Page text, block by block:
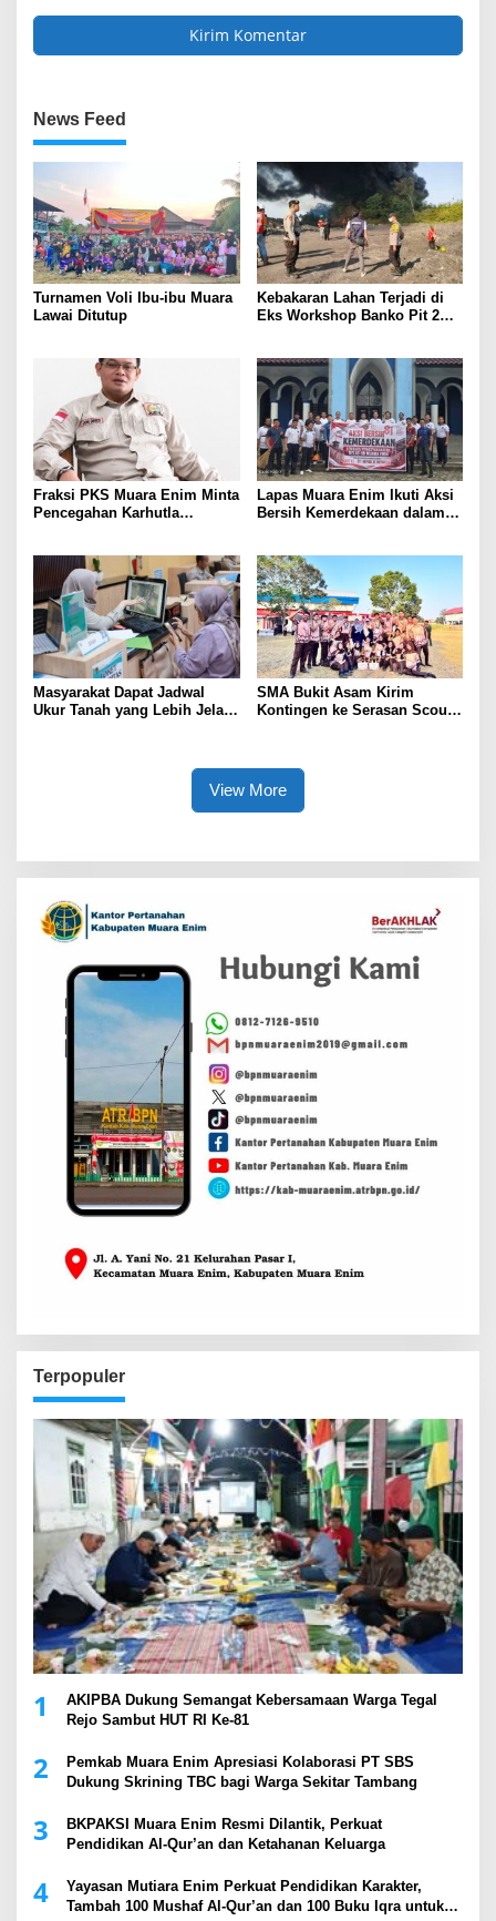
News Feed
Turnamen Voli Ibu-ibu Muara
Lawai Ditutup
Kebakaran Lahan Terjadi di
Eks Workshop Banko Pit 2
Fraksi PKS Muara Enim Minta
Pencegahan Karhutla
Lapas Muara Enim Ikuti Aksi
Bersih Kemerdekaan dalam
Masyarakat Dapat Jadwal
Ukur Tanah yang Lebih Jelas
SMA Bukit Asam Kirim
Kontingen ke Serasan Scout
View More
Terpopuler
1
AKIPBA Dukung Semangat Kebersamaan Warga Tegal
Rejo Sambut HUT RI Ke-81
2
Pemkab Muara Enim Apresiasi Kolaborasi PT SBS
Dukung Skrining TBC bagi Warga Sekitar Tambang
3
BKPAKSI Muara Enim Resmi Dilantik, Perkuat
Pendidikan Al-Qur’an dan Ketahanan Keluarga
4
Yayasan Mutiara Enim Perkuat Pendidikan Karakter,
Tambah 100 Mushaf Al-Qur’an dan 100 Buku Iqra untuk